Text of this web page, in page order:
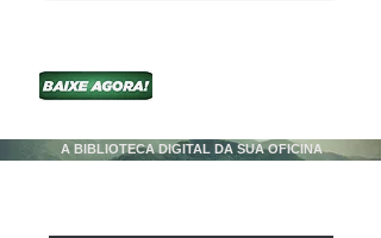
A BIBLIOTECA DIGITAL DA SUA OFICINA